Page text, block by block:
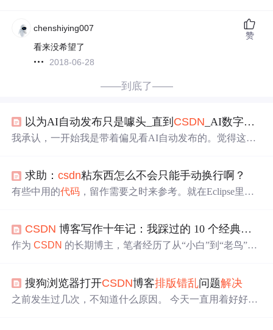
chenshiying007
看来没希望了
2018-06-28
赞
——到底了——
以为AI自动发布只是噱头_直到 CSDN _AI数字营销的AI智能
我承认，一开始我是带着偏见看AI自动发布的。觉得这种
头。排版 这种事，每个平台规则不一样，AI能排成什么
样？直到上个月，我用CSDNAI数字营销发了一篇含代码
求助：csdn粘东西怎么不会只能手动换行啊？
有些中用的代码 ，留作需要之时来参考。就在Eclipse里工
得可以还得再手动一下下换行 真是摧煞人了 我想应该是
有方法的，麻烦有经验的XDJM给指点一下 PS：Thank yo
CSDN 博客写作十年记：我踩过的 10 个经典技术坑
作为CSDN 的长期博主，笔者经历了从“小白”到“老鸟”的
中遭遇的 10 个最具代表性的技术“翻车现场”，希望能帮你
扫清障碍，少走弯路。
搜狗浏览器打开CSDN博客排版错乱问题解决
之前发生过几次，不知道什么原因。 今天一直用着好好